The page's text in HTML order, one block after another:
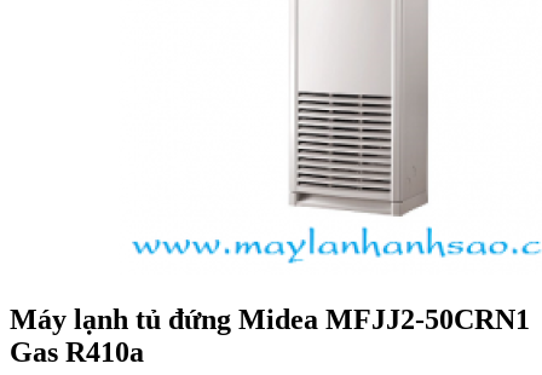
Máy lạnh tủ đứng Midea MFJJ2-50CRN1
Gas R410a